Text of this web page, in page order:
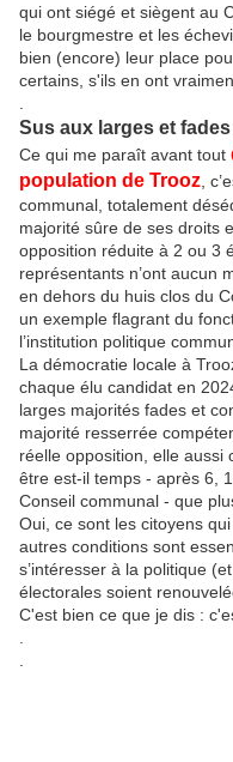
qui ont siégé et siègent au
le bourgmestre et les
bien (encore) leur place
certains, s'ils en ont
Sus aux larges et
Ce qui me paraît avant tout
population de Trooz ,
communal, totalement
majorité sûre de ses droits
opposition réduite à 2 ou 3
représentants n’ont aucun
en dehors du huis clos du
un exemple flagrant du
l’institution politique
La démocratie locale à
chaque élu candidat en
larges majorités fades et
majorité resserrée
réelle opposition, elle aussi
être est-il temps - après 6,
Conseil communal - que
Oui, ce sont les citoyens
autres conditions sont
s’intéresser à la politique
électorales soient
C'est bien ce que je dis :